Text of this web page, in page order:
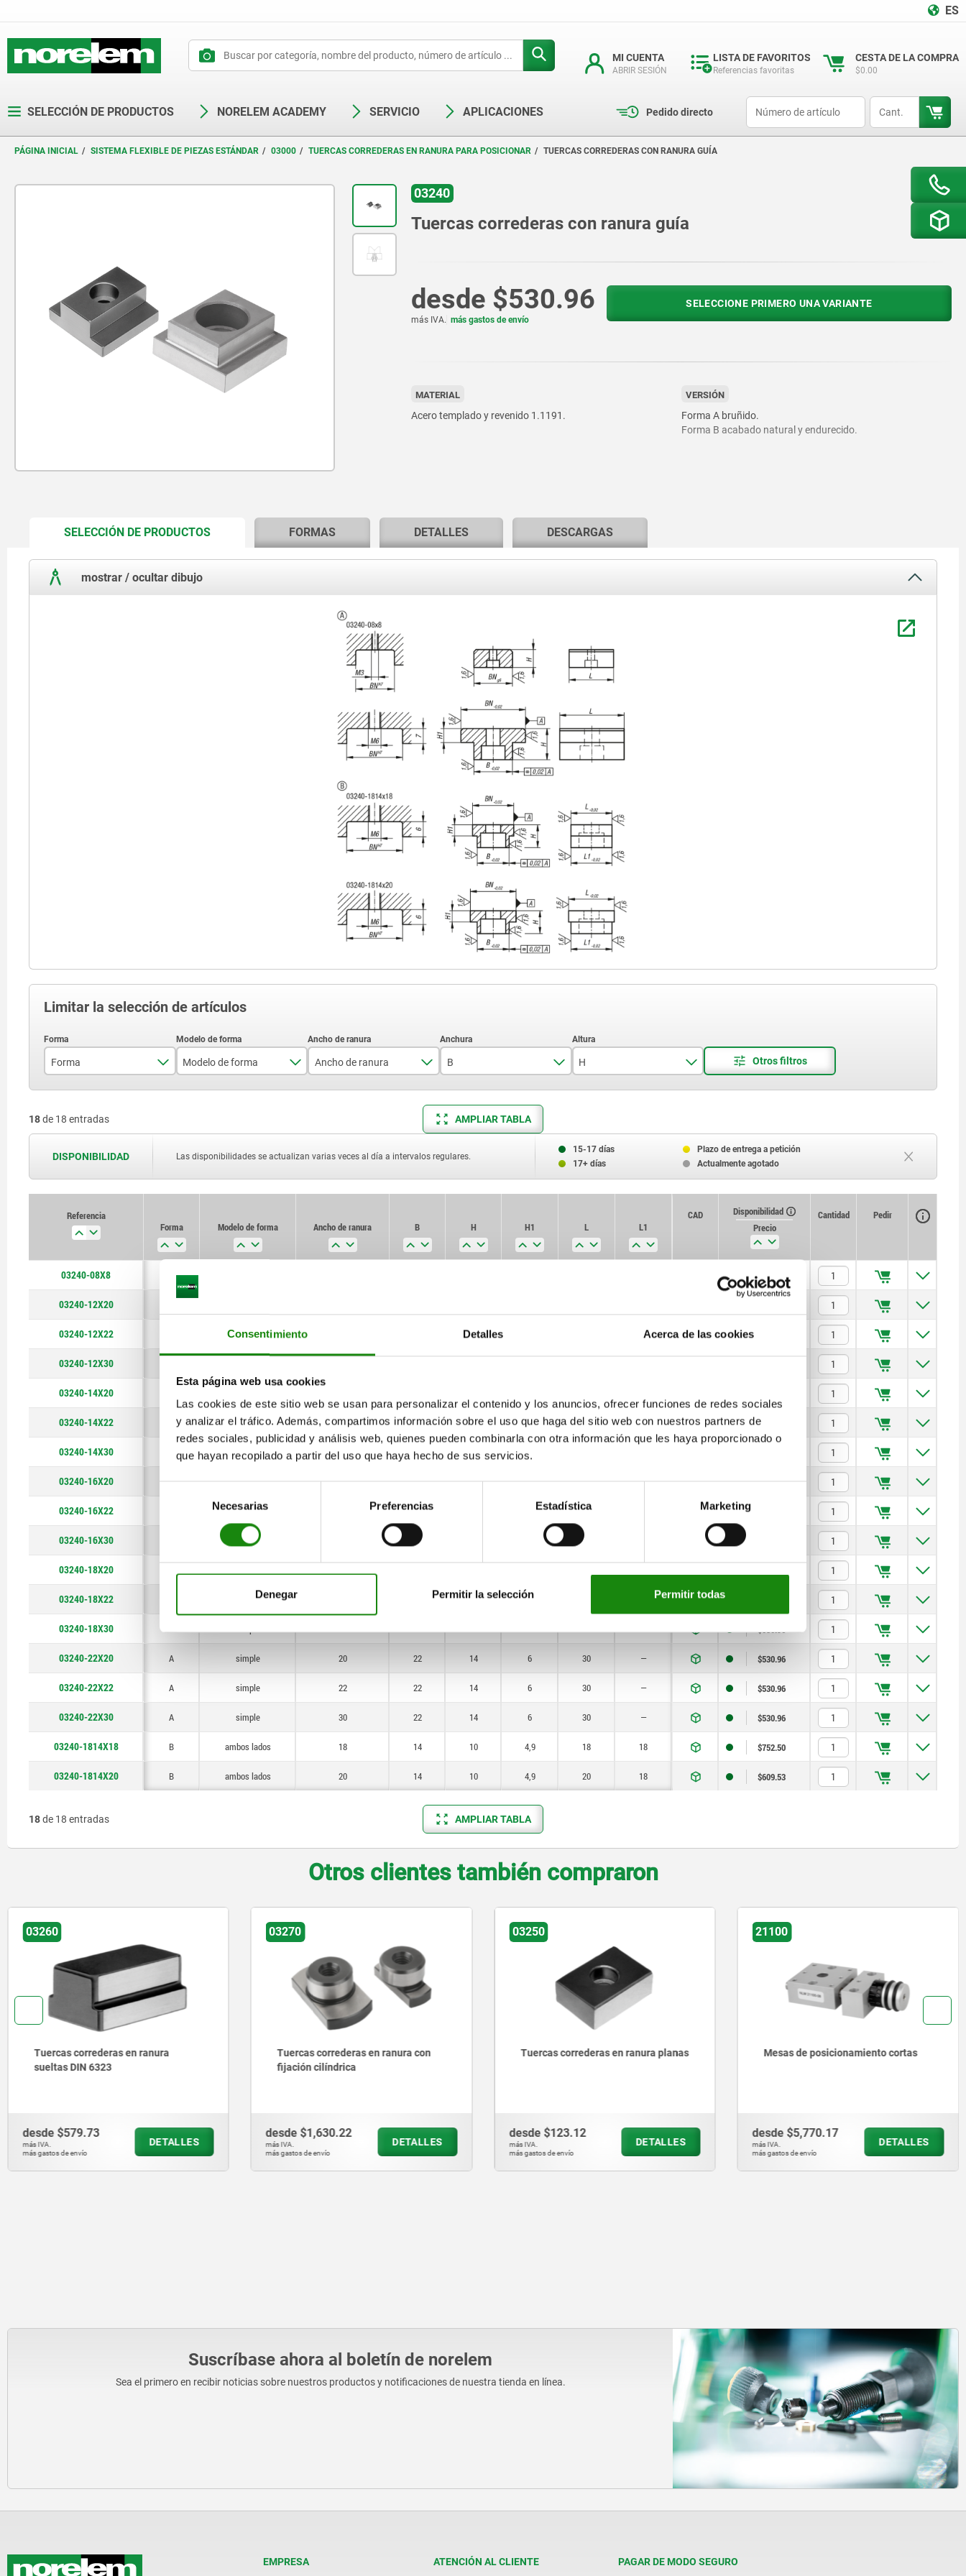
Consentimiento Detalles Acerca de las cookies
Esta página web usa cookies
Las cookies de este sitio web se usan para personalizar el contenido y los anuncios, ofrecer funciones de redes sociales
y analizar el tráfico. Además, compartimos información sobre el uso que haga del sitio web con nuestros partners de
redes sociales, publicidad y análisis web, quienes pueden combinarla con otra información que les haya proporcionado o
que hayan recopilado a partir del uso que haya hecho de sus servicios.
consentimiento
Necesarias Preferencias Estadística Marketing
Denegar Permitir la selección Permitir todas
ES
MI CUENTA
ABRIR SESIÓN
LISTA DE FAVORITOS
Referencias favoritas
CESTA DE LA COMPRA
$0.00
SELECCIÓN DE PRODUCTOS NORELEM ACADEMY SERVICIO APLICACIONES Pedido directo
PÁGINA INICIAL SISTEMA FLEXIBLE DE PIEZAS ESTÁNDAR 03000 TUERCAS CORREDERAS EN RANURA PARA POSICIONAR TUERCAS CORREDERAS CON RANURA GUÍA
03240
Tuercas correderas con ranura guía
desde $530.96
más IVA. más gastos de envío
SELECCIONE PRIMERO UNA VARIANTE
MATERIAL
Acero templado y revenido 1.1191.
VERSIÓN
Forma A bruñido.
Forma B acabado natural y endurecido.
SELECCIÓN DE PRODUCTOSCURRENT
FORMAS DETALLES DESCARGAS
mostrar / ocultar dibujo
Limitar la selección de artículos
Forma
A
B
Modelo de forma
ambos lados
Ancho de ranura
8
22
B
8
12
16
H
8
14
18de 18 entradas AMPLIAR TABLA
DISPONIBILIDAD Las disponibilidades se actualizan varias veces al día a intervalos regulares.
15-17 días
Plazo de entrega a petición
17+ días
Actualmente agotado
Referencia
Forma
Modelo de forma Ancho de ranura B H H1 L L1
CAD
Disponibilidad
Precio
Cantidad Pedir
03240-08X8 $530.96
03240-12X20
03240-12X22 simple 14 —
03240-12X30
03240-14X20
03240-14X22 simple 22 14 14 6 30 — $530.96
03240-14X30 simple 30 14 14 6
03240-16X20 A simple 20 16 14 6 30 — $530.96
03240-16X22 simple 16 30
03240-16X30 simple 16 30
03240-18X20
03240-18X22 simple 14 6
03240-18X30 A simple 30 18 14 6 30 — $530.96
03240-22X20 A simple 20 22 14 6 30 — $530.96
03240-22X22 A simple 22 22 14 6 30 — $530.96
03240-22X30 A simple 30 22 14 6 30 — $530.96
03240-1814X18 B ambos lados 18 14 10 4,9 18 18 $752.50
03240-1814X20 B ambos lados 20 14 10 4,9 20 18 $609.53
18de 18 entradas AMPLIAR TABLA
Otros clientes también compraron
DETALLES
Tuercas correderas en ranura con
desde $1,630.22
más IVA.
más gastos de envío
DETALLES
Tuercas correderas en ranura planas
desde
más IVA.
más gastos de envío
DETALLES
Mesas de posicionamiento cortas
desde $5,770.17
más IVA.
más gastos de envío
DETALLES
Mesas elevadoras
desde $9,278.63
más IVA.
más gastos de envío
Suscríbase ahora al boletín de norelem
Sea el primero en recibir noticias sobre nuestros productos y notificaciones de nuestra tienda en línea.
EMPRESA ATENCIÓN AL CLIENTE PAGAR DE MODO SEGURO